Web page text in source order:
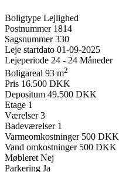
Boligtype Lejlighed
Postnummer 1814
Sagsnummer 330
Leje startdato 01-09-2025
Lejeperiode 24 - 24 Måneder
Boligareal 93 m2
Pris 16.500 DKK
Depositum 49.500 DKK
Etage 1
Værelser 3
Badeværelser 1
Varmeomkostninger 500 DKK
Vand omkostninger 500 DKK
Møbleret Nej
Parkering Ja